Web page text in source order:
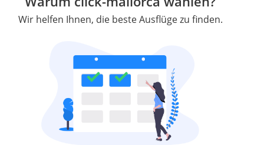
Wir helfen Ihnen, die beste Ausflüge zu finden.